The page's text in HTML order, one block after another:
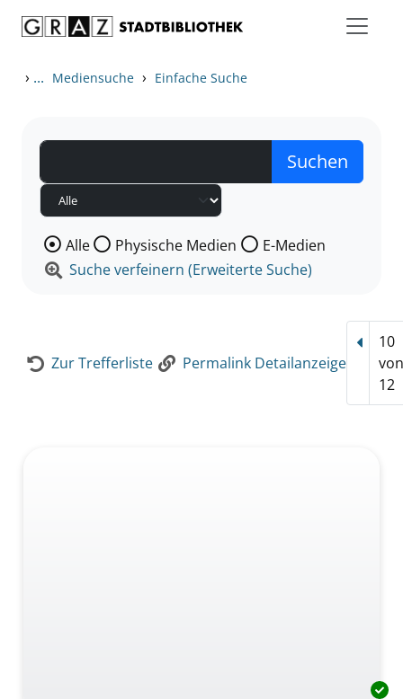
› ... Mediensuche › Einfache Suche
Wählen Sie die Medienart nach der Sie suchen wollen.
Alle Physische Medien
E-Medien
Suche verfeinern (Erweiterte Suche)
Zur Trefferliste Permalink Detailanzeige
10
von
12